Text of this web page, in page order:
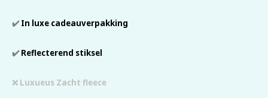
✔️In luxe cadeauverpakking
✔️ Reflecterend stiksel
❌ Luxueus Zacht fleece